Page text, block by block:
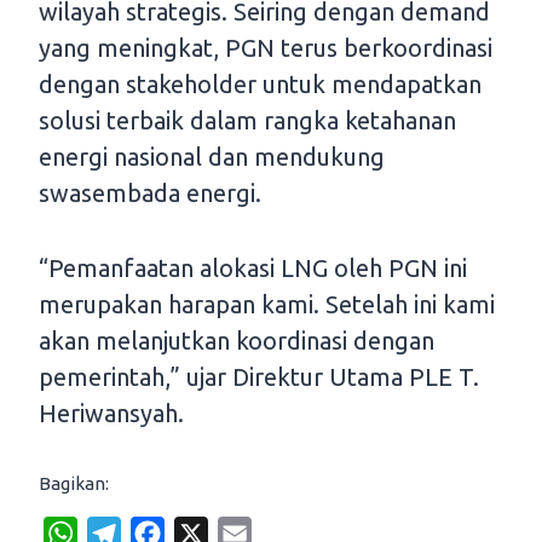
wilayah strategis. Seiring dengan demand
yang meningkat, PGN terus berkoordinasi
dengan stakeholder untuk mendapatkan
solusi terbaik dalam rangka ketahanan
energi nasional dan mendukung
swasembada energi.
“Pemanfaatan alokasi LNG oleh PGN ini
merupakan harapan kami. Setelah ini kami
akan melanjutkan koordinasi dengan
pemerintah,” ujar Direktur Utama PLE T.
Heriwansyah.
Bagikan:
W